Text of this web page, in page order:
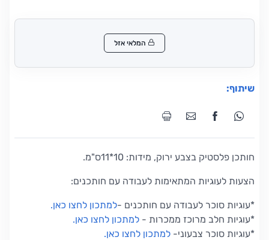
המלאי אזל
שיתוף:
חותכן פלסטיק בצבע ירוק, מידות: 10*11ס"מ.
הצעות לעוגיות המתאימות לעבודה עם חותכנים:
*עוגיות סוכר לעבודה עם חותכנים -למתכון לחצו כאן.
*עוגיות חלב מרוכז ממכרות - למתכון לחצו כאן.
*עוגיות סוכר צבעוני- למתכון לחצו כאן.